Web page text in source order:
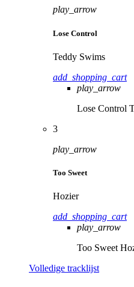
play_arrow
Lose Control
Teddy Swims
add_shopping_cart
play_arrow
Lose Control
3
play_arrow
Too Sweet
Hozier
add_shopping_cart
play_arrow
Too Sweet
Volledige tracklijst